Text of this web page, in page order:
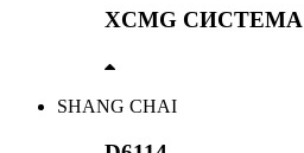
XCMG СИСТЕМА
SHANG CHAI